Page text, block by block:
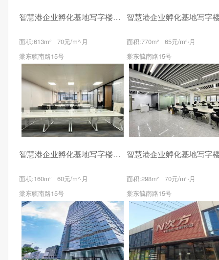
智慧港企业孵化基地写字楼出租
面积:613m² 70元/m²⋅月
棠东毓南路15号
面积:770m² 65元/m²⋅月
棠东毓南路15号
智慧港企业孵化基地写字楼出租
面积:160m² 60元/m²⋅月
棠东毓南路15号
面积:298m² 70元/m²⋅月
棠东毓南路15号